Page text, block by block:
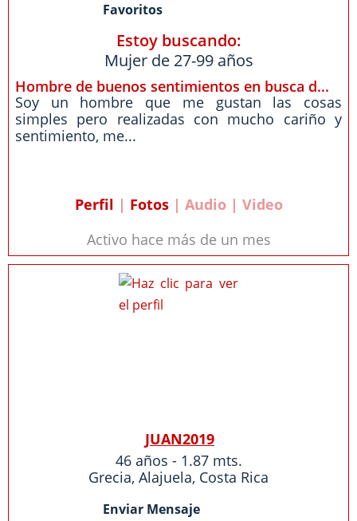
Favoritos
Estoy buscando:
Mujer de 27-99 años
Hombre de buenos sentimientos en busca d...
Soy un hombre que me gustan las cosas
simples pero realizadas con mucho cariño y
sentimiento, me...
Perfil | Fotos| Audio | Video
Activo hace más de un mes
JUAN2019
46 años - 1.87 mts.
Grecia, Alajuela, Costa Rica
Enviar Mensaje